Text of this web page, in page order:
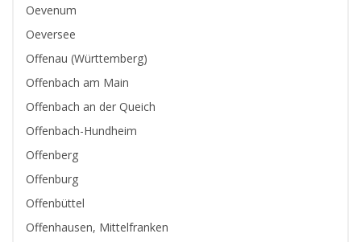
Oevenum
Oeversee
Offenau (Württemberg)
Offenbach am Main
Offenbach an der Queich
Offenbach-Hundheim
Offenberg
Offenburg
Offenbüttel
Offenhausen, Mittelfranken